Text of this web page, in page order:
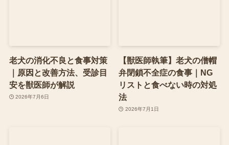
老犬の消化不良と食事対策
｜原因と改善方法、受診目
安を獣医師が解説
2026年7月6日
【獣医師執筆】老犬の僧帽
弁閉鎖不全症の食事｜NG
リストと食べない時の対処
法
2026年7月1日